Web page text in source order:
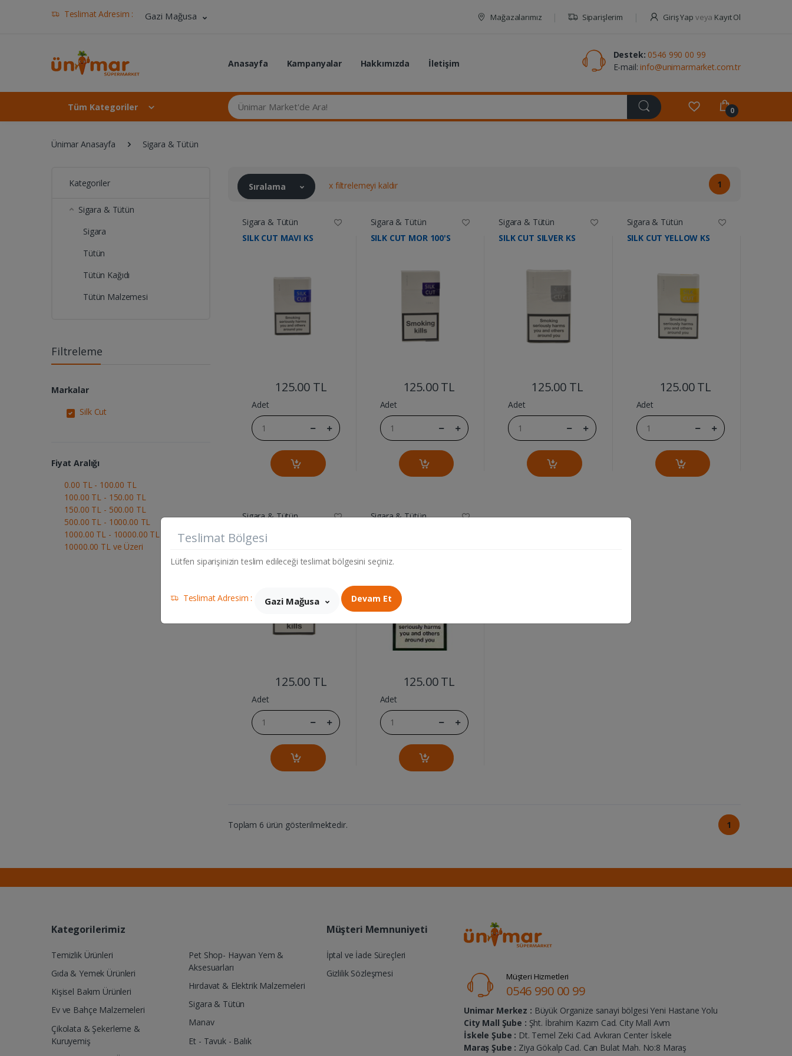
Teslimat Adresim : Gazi Mağusa Mağazalarımız Siparişlerim Giriş Yap veya Kayıt Ol
Anasayfa Kampanyalar Hakkımızda İletişim
Destek: 0546 990 00 99
E-mail: info@unimarmarket.com.tr
Tüm Kategoriler
Ünimar Market'de Ara...
0
Ünimar Anasayfa Sigara & Tütün
Kategoriler
Sigara & Tütün
Sigara
Tütün
Tütün Kağıdı
Tütün Malzemesi
Filtreleme
Markalar
Silk Cut
Fiyat Aralığı
0.00 TL - 100.00 TL
100.00 TL - 150.00 TL
150.00 TL - 500.00 TL
500.00 TL - 1000.00 TL
1000.00 TL - 10000.00 TL
10000.00 TL ve Üzeri
Sıralama x filtrelemeyi kaldır 1
Sigara & Tütün
SILK CUT MAVI KS
125.00 TL
Adet
Sigara & Tütün
SILK CUT MOR 100'S
125.00 TL
Adet
Sigara & Tütün
SILK CUT SILVER KS
125.00 TL
Adet
Sigara & Tütün
SILK CUT YELLOW KS
125.00 TL
Adet
Sigara & Tütün
SILK CUT MOR KS
125.00 TL
Adet
Sigara & Tütün
125.00 TL
Adet
Toplam 6 ürün gösterilmektedir. 1
Kategorilerimiz
Temizlik Ürünleri
Gıda & Yemek Ürünleri
Kişisel Bakım Ürünleri
Ev ve Bahçe Malzemeleri
Çikolata & Şekerleme &
Kuruyemiş
Pet Shop- Hayvan Yem &
Aksesuarları
Hırdavat & Elektrik Malzemeleri
Sigara & Tütün
Manav
Et - Tavuk - Balık
Müşteri Memnuniyeti
İptal ve İade Süreçleri
Gizlilik Sözleşmesi
Müşteri Hizmetleri
0546 990 00 99
Unimar Merkez : Büyük Organize sanayi bölgesi Yeni Hastane Yolu
City Mall Şube : Şht. İbrahim Kazım Cad. City Mall Avm
İskele Şube : Dt. Temel Zeki Cad. Avkıran Center İskele
Maraş Şube : Ziya Gökalp Cad. Can Bulat Mah. No:8 Maraş
Teslimat Bölgesi
Lütfen siparişinizin teslim edileceği teslimat bölgesini seçiniz.
Teslimat Adresim : Gazi Mağusa Devam Et